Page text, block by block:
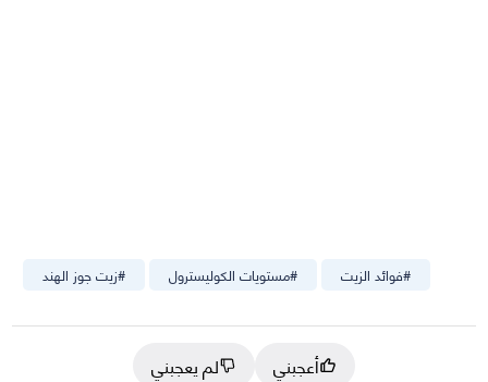
#زيت جوز الهند #مستويات الكوليسترول #فوائد الزيت
أعجبني
لم يعجبني